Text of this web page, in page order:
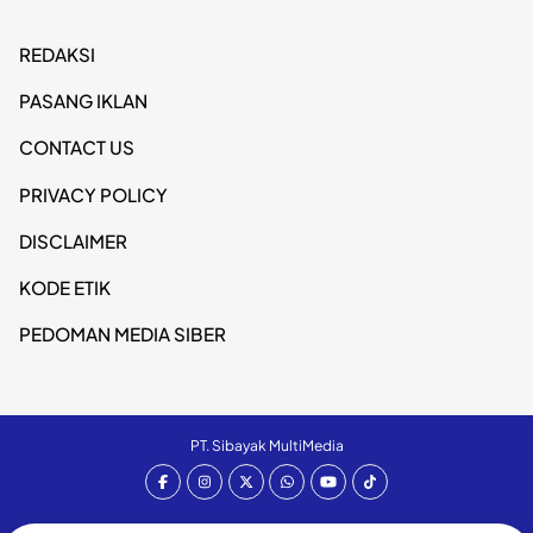
REDAKSI
PASANG IKLAN
CONTACT US
PRIVACY POLICY
DISCLAIMER
KODE ETIK
PEDOMAN MEDIA SIBER
PT. Sibayak MultiMedia